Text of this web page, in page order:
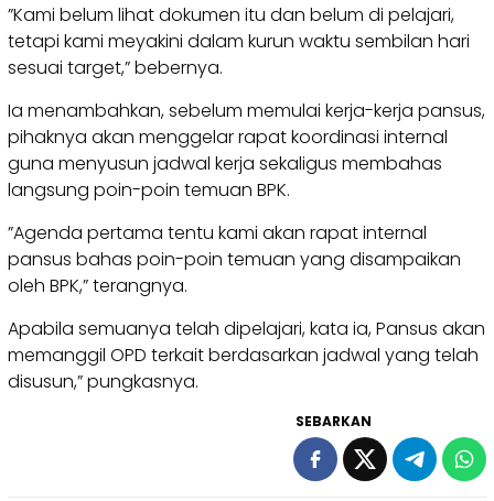
​”Kami belum lihat dokumen itu dan belum di pelajari,
tetapi kami meyakini dalam kurun waktu sembilan hari
sesuai target,” bebernya.
Ia menambahkan, sebelum memulai kerja-kerja pansus,
pihaknya akan menggelar rapat koordinasi internal
guna menyusun jadwal kerja sekaligus membahas
langsung poin-poin temuan BPK.
​”Agenda pertama tentu kami akan rapat internal
pansus bahas poin-poin temuan yang disampaikan
oleh BPK,” terangnya.
Apabila semuanya telah dipelajari, kata ia, Pansus akan
memanggil OPD terkait berdasarkan jadwal yang telah
disusun,” pungkasnya.
SEBARKAN